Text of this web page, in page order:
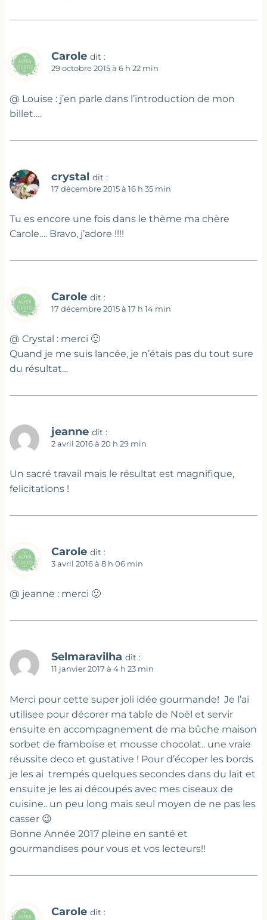
Carole dit :
29 octobre 2015 à 6 h 22 min
@ Louise : j’en parle dans l’introduction de mon
billet….
crystal dit :
17 décembre 2015 à 16 h 35 min
Tu es encore une fois dans le thème ma chère
Carole…. Bravo, j’adore !!!!
Carole dit :
17 décembre 2015 à 17 h 14 min
@ Crystal : merci 🙂
Quand je me suis lancée, je n’étais pas du tout sure
du résultat…
jeanne dit :
2 avril 2016 à 20 h 29 min
Un sacré travail mais le résultat est magnifique,
felicitations !
Carole dit :
3 avril 2016 à 8 h 06 min
@ jeanne : merci 🙂
Selmaravilha dit :
11 janvier 2017 à 4 h 23 min
Merci pour cette super joli idée gourmande! Je l’ai
utilisee pour décorer ma table de Noël et servir
ensuite en accompagnement de ma bûche maison
sorbet de framboise et mousse chocolat.. une vraie
réussite deco et gustative ! Pour d’écoper les bords
je les ai trempés quelques secondes dans du lait et
ensuite je les ai découpés avec mes ciseaux de
cuisine.. un peu long mais seul moyen de ne pas les
casser 😉
Bonne Année 2017 pleine en santé et
gourmandises pour vous et vos lecteurs!!
Carole dit :